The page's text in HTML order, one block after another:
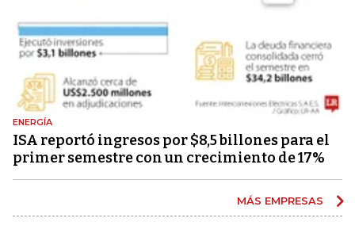
ENERGÍA
ISA reportó ingresos por $8,5 billones para el
primer semestre con un crecimiento de 17%
MÁS EMPRESAS